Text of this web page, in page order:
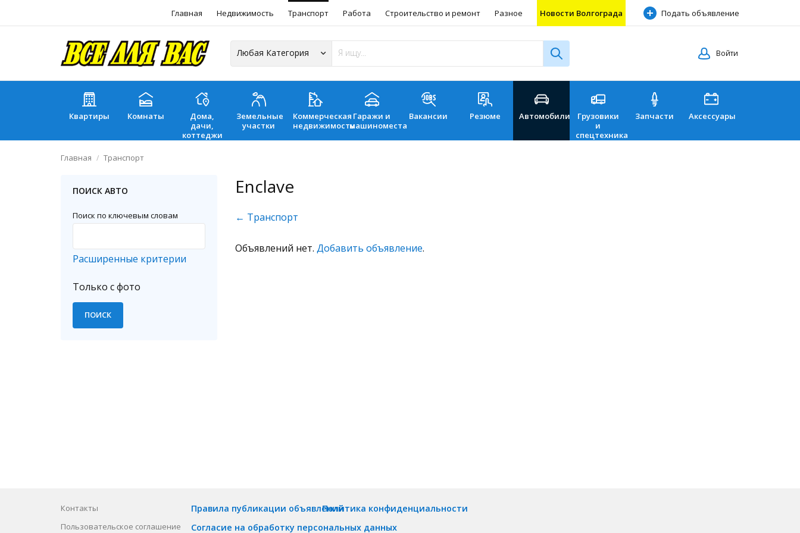
Главная Недвижимость Транспорт Работа Строительство и ремонт Разное Новости Волгограда Подать объявление
Войти
Квартиры Комнаты
Дома,
дачи,
коттеджи
Земельные
участки
Коммерческая
недвижимость
Гаражи и
машиноместа
Вакансии Резюме Автомобили
Грузовики
и
спецтехника
Запчасти Аксессуары
Главная Транспорт
ПОИСК АВТО
Поиск по ключевым словам
Расширенные критерии
Только с фото
Enclave
← Транспорт
Объявлений нет. Добавить объявление.
Контакты
Пользовательское соглашение
Правила публикации объявлений
Согласие на обработку персональных данных
Политика конфиденциальности